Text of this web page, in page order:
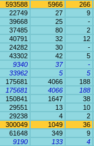
593588 5966
266
22749 27
9
39668 25
-
37485 80
2
40791 32
12
24282 30
-
43302 42
5
9340 37
-
33962 5
5
175681 4066
188
175681 4066
188
150841 1647
38
29551 13
10
29238 4
2
300049 1049
36
61648 349
9
9190 133
4